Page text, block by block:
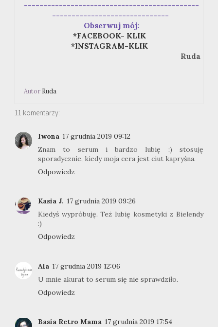
---------------------------------------------
------------------------------
Obserwuj mój:
*FACEBOOK- KLIK
*INSTAGRAM-KLIK
Ruda
Autor Ruda
11 komentarzy:
Iwona 17 grudnia 2019 09:12
Znam to serum i bardzo lubię :) stosuję
sporadycznie, kiedy moja cera jest ciut kapryśna.
Odpowiedz
Kasia J. 17 grudnia 2019 09:26
Kiedyś wypróbuję. Też lubię kosmetyki z Bielendy
:)
Odpowiedz
Ala 17 grudnia 2019 12:06
U mnie akurat to serum się nie sprawdziło.
Odpowiedz
Basia Retro Mama 17 grudnia 2019 17:54